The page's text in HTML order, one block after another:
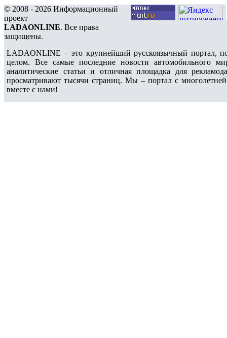
© 2008 - 2026 Информационный
проект
LADAONLINE. Все права
защищены.
LADAONLINE – это крупнейший русскоязычный портал,
целом. Все самые последние новости автомобильного
аналитические статьи и отличная площадка для
просматривают тысячи страниц. Мы – портал с
вместе с нами!